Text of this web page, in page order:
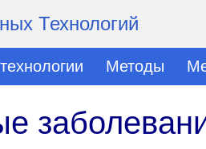
Технологий
Методы